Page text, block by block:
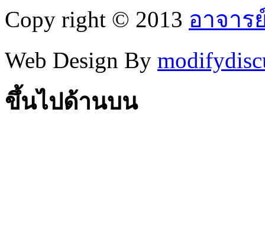
Copy right © 2013 อาจาร
Web Design By
ขึ้นไปด้านบน